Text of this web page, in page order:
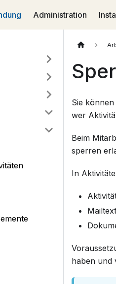
Administration
Sie
wer
Beim
sperren
In
haben und